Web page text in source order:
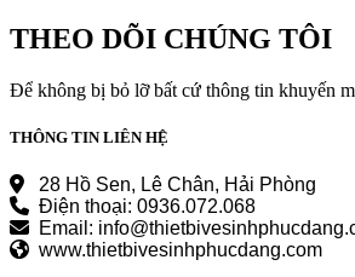
19.500.000 ₫.là:
14.625.000 ₫.
THEO DÕI CHÚNG TÔI
Để không bị bỏ lỡ bất cứ thông tin khuyến
THÔNG TIN LIÊN HỆ
28 Hồ Sen, Lê Chân, Hải Phòng
Điện thoại: 0936.072.068
Email:
www.thietbivesinhphucdang.com